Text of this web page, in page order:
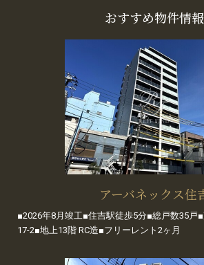
おすすめ物件情報
アーバネックス住
■2026年8月竣工■住吉駅徒歩5分■総戸数35戸
17-2■地上13階 RC造■フリーレント2ヶ月